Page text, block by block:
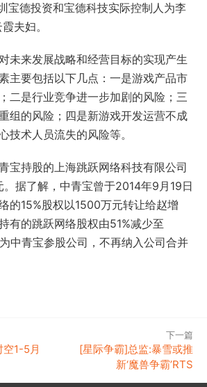
宝德投资和宝德科技实际控制人为李
夫妇。
未来发展战略和经营目标的实现产生
主要包括以下几点：一是游戏产品市
二是行业竞争进一步加剧的风险；三
组的风险；四是新游戏开发运营不成
技术人员流失的风险等。
宝持股的上海跳跃网络科技有限公司
据了解，中青宝曾于2014年9月19日
的15%股权以1500万元转让给赵增
有的跳跃网络股权由51%减少至
中青宝参股公司，不再纳入公司合并
1-5月
下一篇
[星际争霸]总监:暴雪或推
新‘魔兽争霸’RTS